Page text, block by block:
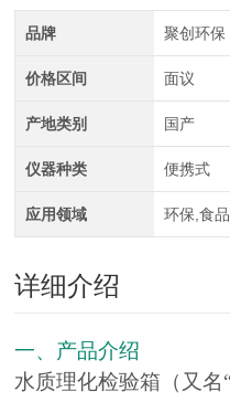
品牌 聚创环保
价格区间 面议
产地类别 国产
仪器种类 便携式
应用领域 环保,食
详细介绍
一、产品介绍
水质理化检验箱（又